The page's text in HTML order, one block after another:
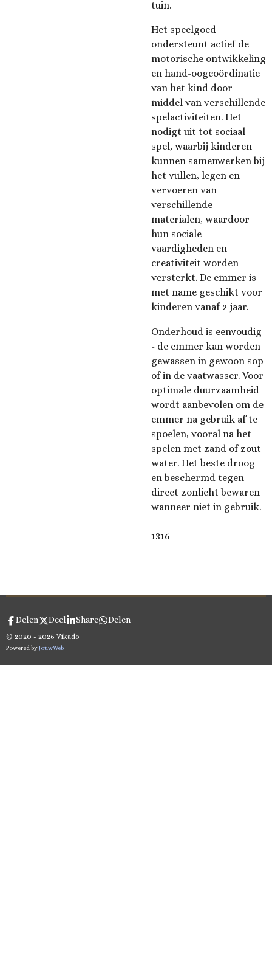
tuin.
Het speelgoed
ondersteunt actief de
motorische ontwikkeling
en hand-oogcoördinatie
van het kind door
middel van verschillende
spelactiviteiten. Het
nodigt uit tot sociaal
spel, waarbij kinderen
kunnen samenwerken bij
het vullen, legen en
vervoeren van
verschillende
materialen, waardoor
hun sociale
vaardigheden en
creativiteit worden
versterkt. De emmer is
met name geschikt voor
kinderen vanaf 2 jaar.
Onderhoud is eenvoudig
- de emmer kan worden
gewassen in gewoon sop
of in de vaatwasser. Voor
optimale duurzaamheid
wordt aanbevolen om de
emmer na gebruik af te
spoelen, vooral na het
spelen met zand of zout
water. Het beste droog
en beschermd tegen
direct zonlicht bewaren
wanneer niet in gebruik.
1316
Delen Deel Share Delen
© 2020 - 2026 Vikado
Powered byJouwWeb